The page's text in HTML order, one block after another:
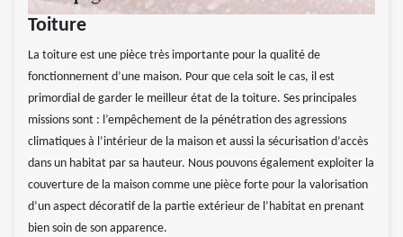
Toiture
La toiture est une pièce très importante pour la qualité de
fonctionnement d’une maison. Pour que cela soit le cas, il est
primordial de garder le meilleur état de la toiture. Ses principales
missions sont : l’empêchement de la pénétration des agressions
climatiques à l’intérieur de la maison et aussi la sécurisation d’accès
dans un habitat par sa hauteur. Nous pouvons également exploiter la
couverture de la maison comme une pièce forte pour la valorisation
d’un aspect décoratif de la partie extérieur de l’habitat en prenant
bien soin de son apparence.